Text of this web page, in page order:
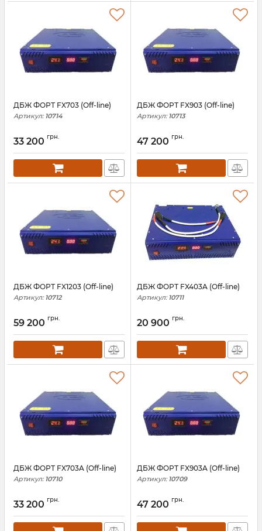
ДБЖ ФОРТ FX703 (Off-line)
Артикул: 10714
33 200 грн.
ДБЖ ФОРТ FX903 (Off-line)
Артикул: 10713
47 200 грн.
ДБЖ ФОРТ FX1203 (Off-line)
Артикул: 10712
59 200 грн.
ДБЖ ФОРТ FX403A (Off-line)
Артикул: 10711
20 900 грн.
ДБЖ ФОРТ FX703A (Off-line)
Артикул: 10710
33 200 грн.
ДБЖ ФОРТ FX903A (Off-line)
Артикул: 10709
47 200 грн.